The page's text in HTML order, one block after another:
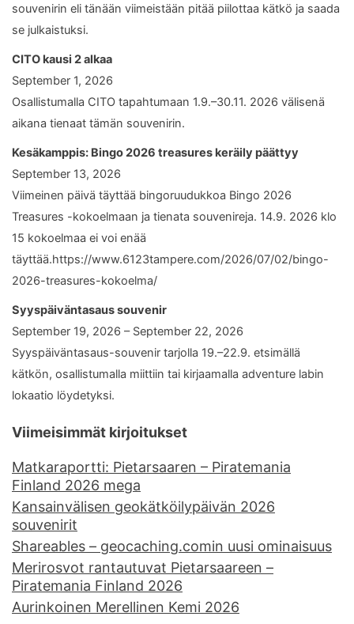
souvenirin eli tänään viimeistään pitää piilottaa kätkö ja saada
se julkaistuksi.
CITO kausi 2 alkaa
September 1, 2026
Osallistumalla CITO tapahtumaan 1.9.–30.11. 2026 välisenä
aikana tienaat tämän souvenirin.
Kesäkamppis: Bingo 2026 treasures keräily päättyy
September 13, 2026
Viimeinen päivä täyttää bingoruudukkoa Bingo 2026
Treasures -kokoelmaan ja tienata souvenireja. 14.9. 2026 klo
15 kokoelmaa ei voi enää
täyttää.https://www.6123tampere.com/2026/07/02/bingo-
2026-treasures-kokoelma/
Syyspäiväntasaus souvenir
September 19, 2026 – September 22, 2026
Syyspäiväntasaus-souvenir tarjolla 19.–22.9. etsimällä
kätkön, osallistumalla miittiin tai kirjaamalla adventure labin
lokaatio löydetyksi.
Viimeisimmät kirjoitukset
Matkaraportti: Pietarsaaren – Piratemania
Finland 2026 mega
Kansainvälisen geokätköilypäivän 2026
souvenirit
Shareables – geocaching.comin uusi ominaisuus
Merirosvot rantautuvat Pietarsaareen –
Piratemania Finland 2026
Aurinkoinen Merellinen Kemi 2026